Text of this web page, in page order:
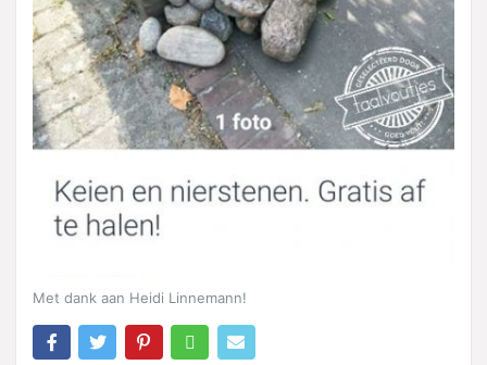
Met dank aan Heidi Linnemann!